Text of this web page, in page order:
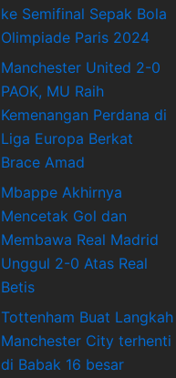
ke Semifinal Sepak Bola
Olimpiade Paris 2024
Manchester United 2-0
PAOK, MU Raih
Kemenangan Perdana di
Liga Europa Berkat
Brace Amad
Mbappe Akhirnya
Mencetak Gol dan
Membawa Real Madrid
Unggul 2-0 Atas Real
Betis
Tottenham Buat Langkah
Manchester City terhenti
di Babak 16 besar